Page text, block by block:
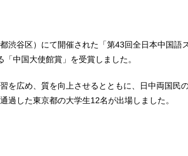
渋谷区）にて開催された「第43回全日本中国
中国大使館賞」を受賞しました。
を広め、質を向上させるとともに、日中両国
過した東京都の大学生12名が出場しました。